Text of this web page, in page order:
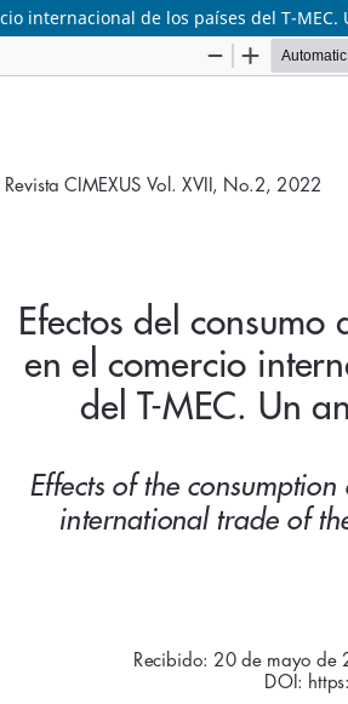
internacional de los países del T-MEC.